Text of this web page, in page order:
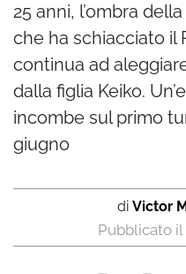
25 anni, l’ombra
che ha schiacciato il
continua ad
dalla figlia Keiko.
incombe sul primo
giugno
di Victor